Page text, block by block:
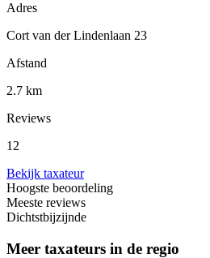
Adres
Cort van der Lindenlaan 23
Afstand
2.7 km
Reviews
12
Bekijk taxateur
Hoogste beoordeling
Meeste reviews
Dichtstbijzijnde
Meer taxateurs in de regio